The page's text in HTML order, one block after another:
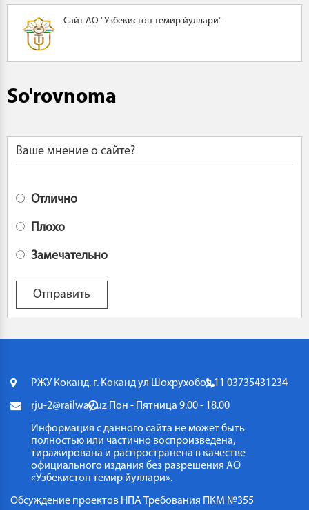
Сайт АО "Узбекистон темир йуллари"
So'rovnoma
Ваше мнение о сайте?
Отлично
Плохо
Замечательно
РЖУ Коканд. г. Коканд ул Шохрухобод 11 03735431234
rju-2@railway.uz Пон - Пятница 9.00 - 18.00
Информация с данного сайта не может быть
полностью или частично воспроизведена,
тиражирована и распространена в качестве
официального издания без разрешения АО
«Узбекистон темир йуллари».
Обсуждение проектов НПАТребования ПКМ №355